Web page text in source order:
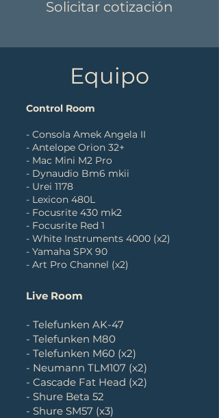
Solicitar cotización
Equipo
Control Room
- Consola Amek Angela II
- Antelope Orion 32+
- Mac Mini M2 Pro
- Dynaudio Bm6 mkii
- Urei 1178
- Lexicon 480L
- Focusrite 430 mk2
- Focusrite Red 1
- White Instruments 4000 (x2)
- Yamaha SPX 90
- Art Pro Channel (x2)
Live Room
- Telefunken AK-47
- Telefunken M80
- Telefunken M60 (x2)
- Neumann TLM107 (x2)
- Cascade Fat Head (x2)
- Shure Beta 52
- Shure SM57 (x3)